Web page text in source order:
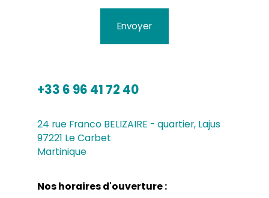
Envoyer
+33 6 96 41 72 40
24 rue Franco BELIZAIRE - quartier, Lajus
97221 Le Carbet
Martinique
Nos horaires d'ouverture :